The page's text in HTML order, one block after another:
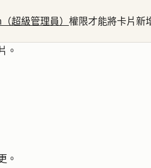
超級管理員） 權限才能將卡片新
。
。